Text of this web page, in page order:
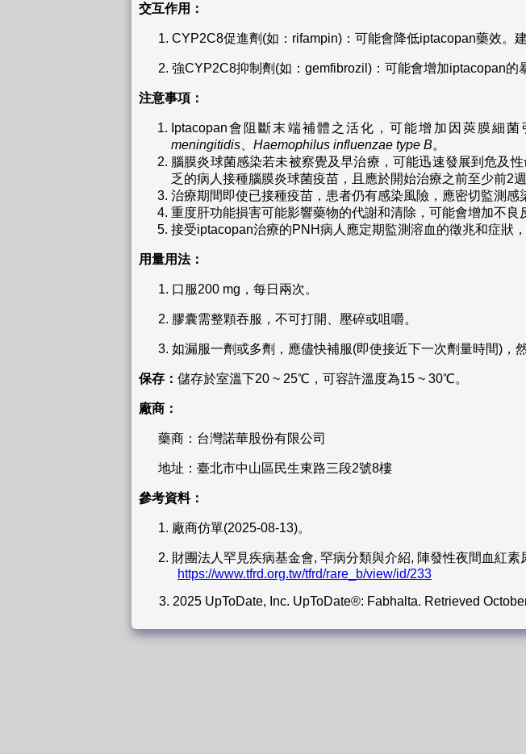
交互作用：
1. CYP2C8促進劑(如：rifampin)：可能會降低iptacopan藥效。
2. 強CYP2C8抑制劑(如：gemfibrozil)：可能會增加iptacopan的
注意事項：
Iptacopan會阻斷末端補體之活化，可能增加因莢膜細
meningitidis
Haemophilus influenzae type B。
腦膜炎球菌感染若未被察覺及早治療，可能迅速發展到危及
乏的病人接種腦膜炎球菌疫苗，且應於開始治療之前至少前2週
治療期間即使已接種疫苗，患者仍有感染風險，應密切監測感
重度肝功能損害可能影響藥物的代謝和清除，可能會增加不良
接受iptacopan治療的PNH病人應定期監測溶血的徵兆和症狀
用量用法：
1. 口服200 mg，每日兩次。
2. 膠囊需整顆吞服，不可打開、壓碎或咀嚼。
3. 如漏服一劑或多劑，應儘快補服(即使接近下一次劑量時間)，
保存： 儲存於室溫下20 ~ 25℃，可容許溫度為15 ~ 30℃。
廠商：
藥商：台灣諾華股份有限公司
地址：臺北市中山區民生東路三段2號8樓
參考資料：
1. 廠商仿單(2025-08-13)。
2. 財團法人罕見疾病基金會, 罕病分類與介紹, 陣發性夜間血紅
https://www.tfrd.org.tw/tfrd/rare_b/view/id/233
3. 2025 UpToDate, Inc. UpToDate®: Fabhalta. Retrieved